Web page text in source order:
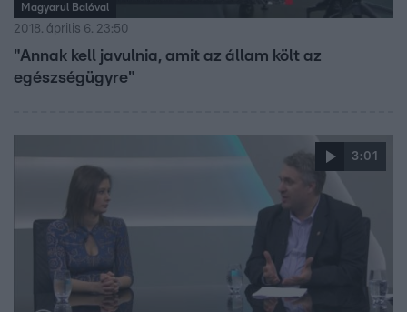
Magyarul Balóval
2018. április 6. 23:50
"Annak kell javulnia, amit az állam költ az
egészségügyre"
3:01